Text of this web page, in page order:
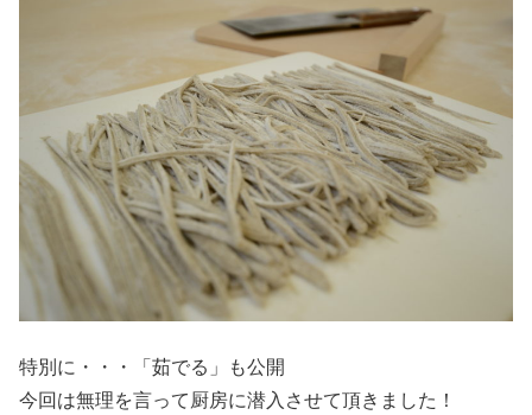
特別に・・・「茹でる」も公開
今回は無理を言って厨房に潜入させて頂きました！